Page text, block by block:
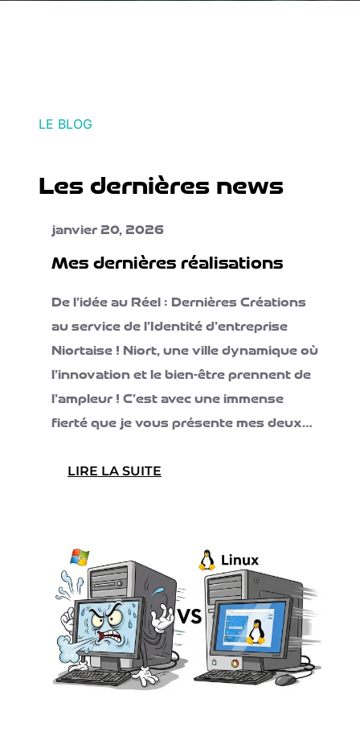
LE BLOG
Les dernières news
janvier 20, 2026
Mes dernières réalisations
De l’idée au Réel : Dernières Créations
au service de l’Identité d’entreprise
Niortaise ! Niort, une ville dynamique où
l’innovation et le bien-être prennent de
l’ampleur ! C’est avec une immense
fierté que je vous présente mes deux…
LIRE LA SUITE: